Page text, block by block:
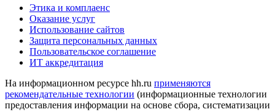
Этика и комплаенс
Оказание услуг
Использование сайтов
Защита персональных данных
Пользовательское соглашение
ИТ аккредитация
На информационном ресурсе hh.ru применяются
рекомендательные технологии (информационные технологии
предоставления информации на основе сбора, систематизации